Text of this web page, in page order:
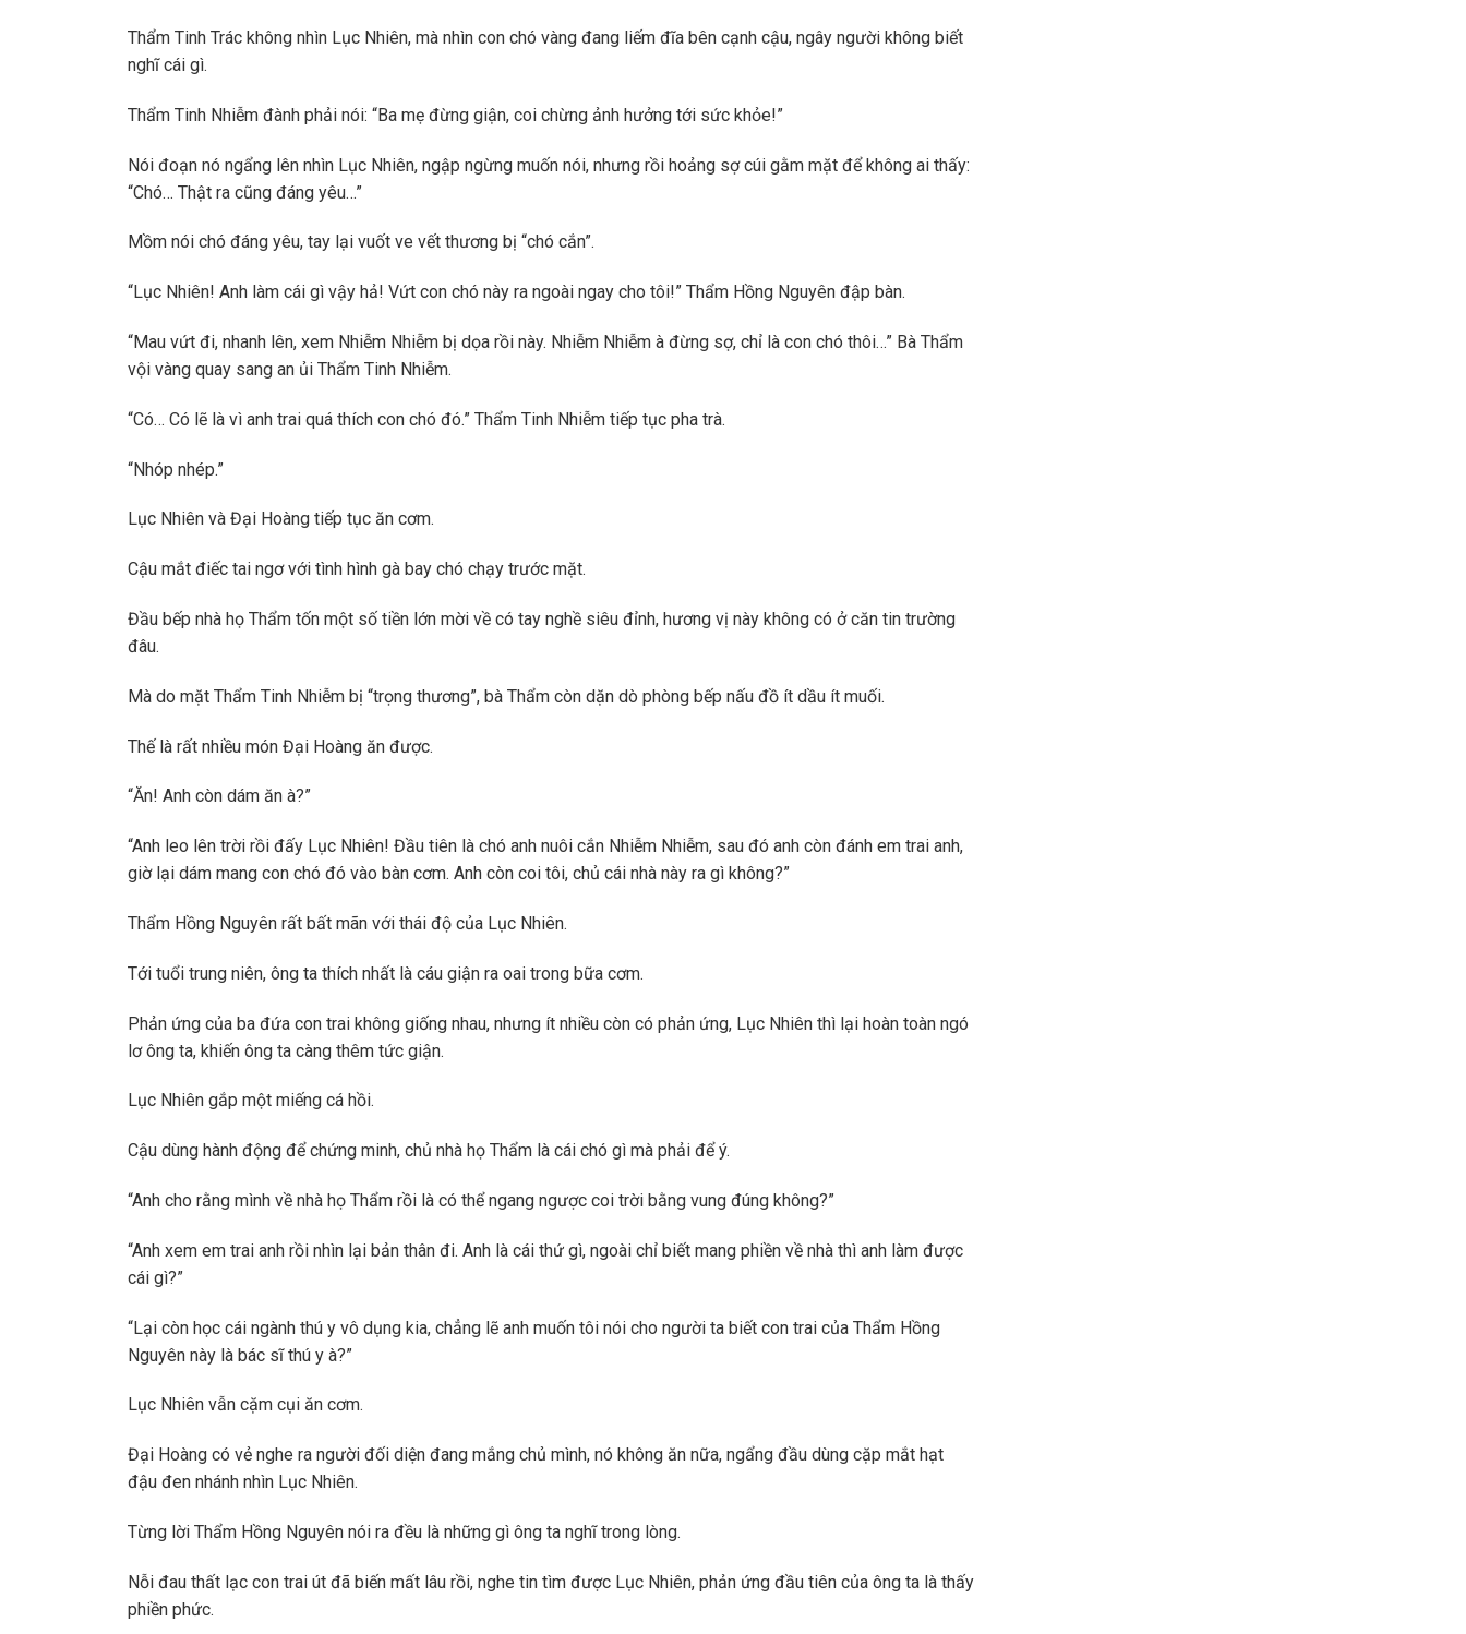
Thẩm Tinh Trác không nhìn Lục Nhiên, mà nhìn con chó vàng đang liếm đĩa bên cạnh cậu, ngây người không biết
nghĩ cái gì.
Thẩm Tinh Nhiễm đành phải nói: “Ba mẹ đừng giận, coi chừng ảnh hưởng tới sức khỏe!”
Nói đoạn nó ngẩng lên nhìn Lục Nhiên, ngập ngừng muốn nói, nhưng rồi hoảng sợ cúi gằm mặt để không ai thấy:
“Chó… Thật ra cũng đáng yêu…”
Mồm nói chó đáng yêu, tay lại vuốt ve vết thương bị “chó cắn”.
“Lục Nhiên! Anh làm cái gì vậy hả! Vứt con chó này ra ngoài ngay cho tôi!” Thẩm Hồng Nguyên đập bàn.
“Mau vứt đi, nhanh lên, xem Nhiễm Nhiễm bị dọa rồi này. Nhiễm Nhiễm à đừng sợ, chỉ là con chó thôi…” Bà Thẩm
vội vàng quay sang an ủi Thẩm Tinh Nhiễm.
“Có… Có lẽ là vì anh trai quá thích con chó đó.” Thẩm Tinh Nhiễm tiếp tục pha trà.
“Nhóp nhép.”
Lục Nhiên và Đại Hoàng tiếp tục ăn cơm.
Cậu mắt điếc tai ngơ với tình hình gà bay chó chạy trước mặt.
Đầu bếp nhà họ Thẩm tốn một số tiền lớn mời về có tay nghề siêu đỉnh, hương vị này không có ở căn tin trường
đâu.
Mà do mặt Thẩm Tinh Nhiễm bị “trọng thương”, bà Thẩm còn dặn dò phòng bếp nấu đồ ít dầu ít muối.
Thế là rất nhiều món Đại Hoàng ăn được.
“Ăn! Anh còn dám ăn à?”
“Anh leo lên trời rồi đấy Lục Nhiên! Đầu tiên là chó anh nuôi cắn Nhiễm Nhiễm, sau đó anh còn đánh em trai anh,
giờ lại dám mang con chó đó vào bàn cơm. Anh còn coi tôi, chủ cái nhà này ra gì không?”
Thẩm Hồng Nguyên rất bất mãn với thái độ của Lục Nhiên.
Tới tuổi trung niên, ông ta thích nhất là cáu giận ra oai trong bữa cơm.
Phản ứng của ba đứa con trai không giống nhau, nhưng ít nhiều còn có phản ứng, Lục Nhiên thì lại hoàn toàn ngó
lơ ông ta, khiến ông ta càng thêm tức giận.
Lục Nhiên gắp một miếng cá hồi.
Cậu dùng hành động để chứng minh, chủ nhà họ Thẩm là cái chó gì mà phải để ý.
“Anh cho rằng mình về nhà họ Thẩm rồi là có thể ngang ngược coi trời bằng vung đúng không?”
“Anh xem em trai anh rồi nhìn lại bản thân đi. Anh là cái thứ gì, ngoài chỉ biết mang phiền về nhà thì anh làm được
cái gì?”
“Lại còn học cái ngành thú y vô dụng kia, chẳng lẽ anh muốn tôi nói cho người ta biết con trai của Thẩm Hồng
Nguyên này là bác sĩ thú y à?”
Lục Nhiên vẫn cặm cụi ăn cơm.
Đại Hoàng có vẻ nghe ra người đối diện đang mắng chủ mình, nó không ăn nữa, ngẩng đầu dùng cặp mắt hạt
đậu đen nhánh nhìn Lục Nhiên.
Từng lời Thẩm Hồng Nguyên nói ra đều là những gì ông ta nghĩ trong lòng.
Nỗi đau thất lạc con trai út đã biến mất lâu rồi, nghe tin tìm được Lục Nhiên, phản ứng đầu tiên của ông ta là thấy
phiền phức.